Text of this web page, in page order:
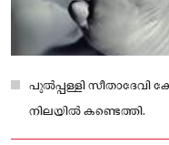
പുൽപ്പള്ളി സീതാദേവി
നിലയിൽ കണ്ടെത്തി.